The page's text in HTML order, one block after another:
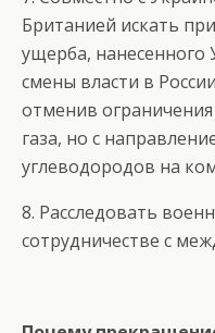
Британией искать
ущерба, нанесенного
смены власти в
отменив
газа, но с
углеводородов на
8. Расследовать
сотрудничестве с